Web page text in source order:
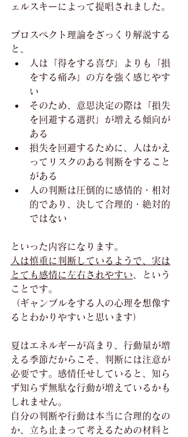
ェルスキーによって提唱されました。
プロスペクト理論をざっくり解説する
と、
人は「得をする喜び」よりも「損
をする痛み」の方を強く感じやす
い
そのため、意思決定の際は「損失
を回避する選択」が増える傾向が
ある
損失を回避するために、人はかえ
ってリスクのある判断をすること
がある
人の判断は圧倒的に感情的・相対
的であり、決して合理的・絶対的
ではない
といった内容になります。
人は慎重に判断しているようで、実は
とても感情に左右されやすい 、という
ことです。
（ギャンブルをする人の心理を想像す
るとわかりやすいと思います）
夏はエネルギーが高まり、行動量が増
える季節だからこそ、判断には注意が
必要です。感情任せしていると、知ら
ず知らず無駄な行動が増えているかも
しれません。
自分の判断や行動は本当に合理的なの
か、立ち止まって考えるための材料と